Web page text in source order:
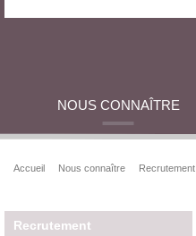
NOUS CONNAÎTRE
Accueil Nous connaître Recrutement
Recrutement